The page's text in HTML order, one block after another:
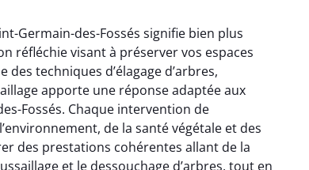
Germain-des-Fossés signifie bien plus
réfléchie visant à préserver vos espaces
techniques d’élagage d’arbres,
apporte une réponse adaptée aux
Fossés. Chaque intervention de
de la santé végétale et des
des prestations cohérentes allant de la
et le dessouchage d’arbres, tout en
Léandro Vasseur